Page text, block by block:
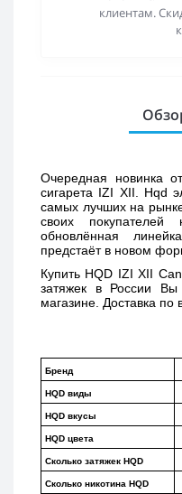
клиентам.
Очередная новинка
сигарета IZI XII. Hqd
самых лучших на
своих
обновлённая
предстаёт в новом
Купить HQD IZI XII
затяжек в России
магазине. Доставка по
Бренд
HQD виды
HQD вкусы
HQD цвета
Сколько затяжек HQD
Сколько никотина HQD